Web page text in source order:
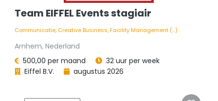
Team EIFFEL Events stagiair
Communicatie, Creative Business, Facility Management (...)
Arnhem, Nederland
500,00 per maand
32 uur per week
Eiffel B.V.
augustus 2026